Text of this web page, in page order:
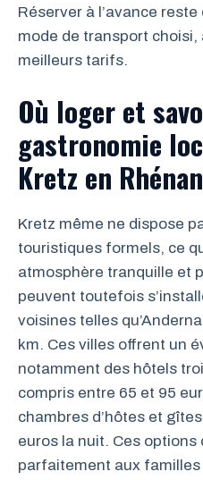
Réserver à l’avance
mode de transport choisi,
meilleurs tarifs.
Où loger et
gastronomie
Kretz en
Kretz même ne dispose
touristiques formels, ce
atmosphère tranquille et
peuvent toutefois
voisines telles
km. Ces villes offrent un
notamment des hôtels
compris entre 65 et 95
chambres d’hôtes et
euros la nuit. Ces options
parfaitement aux